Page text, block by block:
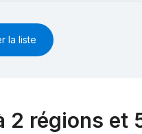
la liste
2 régions et